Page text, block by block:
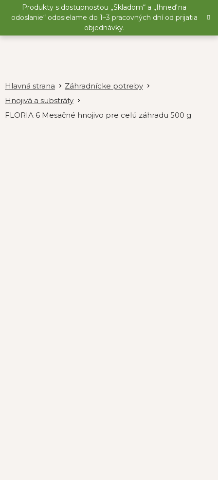
Produkty s dostupnosťou „Skladom“ a „Ihneď na
odoslanie“ odosielame do 1–3 pracovných dní od prijatia
objednávky.
Záhradnícke potreby
Hnojivá a substráty
FLORIA 6 Mesačné hnojivo pre celú záhradu 500 g